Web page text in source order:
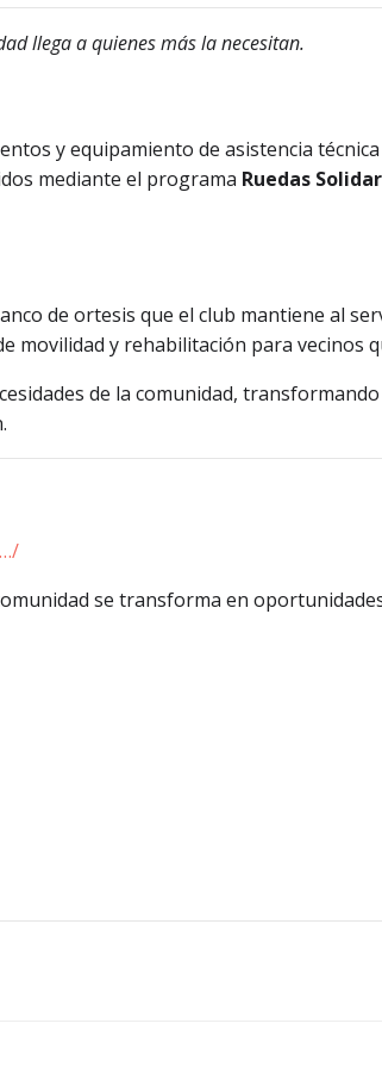
llega a quienes más la necesitan.
y equipamiento de asistencia
mediante el programa Ruedas
de ortesis que el club mantiene al
y rehabilitación para vecinos
de la comunidad,
se transforma en
por